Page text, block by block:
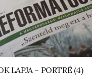
LAPJA – PORTRÉ (4)